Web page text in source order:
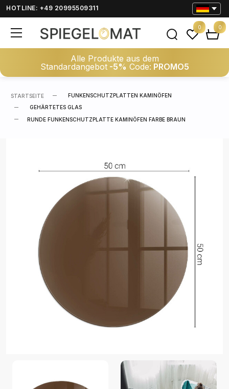
HOTLINE: +49 20995509311
Alle Produkte aus dem
Standardangebot-5% Code: PROMO5
0 0
STARTSEITE
FUNKENSCHUTZPLATTEN KAMINÖFEN
GEHÄRTETES GLAS
RUNDE FUNKENSCHUTZPLATTE KAMINÖFEN FARBE BRAUN